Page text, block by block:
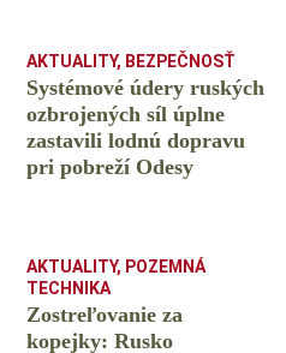
AKTUALITY, BEZPEČNOSŤ
Systémové údery ruských
ozbrojených síl úplne
zastavili lodnú dopravu
pri pobreží Odesy
AKTUALITY, POZEMNÁ
TECHNIKA
Zostreľovanie za
kopejky: Rusko